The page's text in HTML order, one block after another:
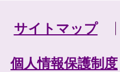
サイトマップ
個人情報保護制度